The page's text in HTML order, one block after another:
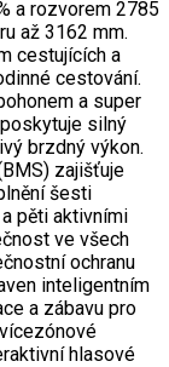
a rozvorem 2785
až 3162 mm.
cestujících a
cestování.
a super
silný
brzdný výkon.
zajišťuje
šesti
pěti aktivními
ve všech
ochranu
inteligentním
a zábavu pro
hlasové